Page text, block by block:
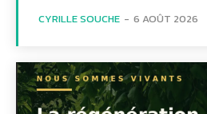
CYRILLE SOUCHE - 6 AOÛT 2026